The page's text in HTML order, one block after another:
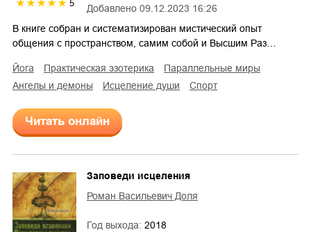
5
Добавлено 09.12.2023 16:26
В книге собран и систематизирован мистический опыт
общения с пространством, самим собой и Высшим Раз…
йога практическая эзотерика
параллельные миры
ангелы и демоны
исцеление души спорт
Читать онлайн
Заповеди исцеления
Роман Васильевич Доля
Год выхода: 2018